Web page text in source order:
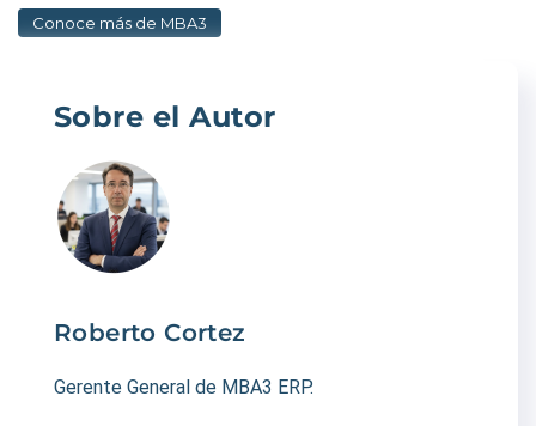
Conoce más de MBA3
Sobre el Autor
Roberto Cortez
Gerente General de MBA3 ERP.